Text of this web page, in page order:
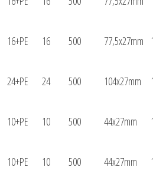
16+PE 16 500 77,5x27mm
24+PE 24 500 104x27mm
10+PE 10 500 44x27mm
10+PE 10 500 44x27mm